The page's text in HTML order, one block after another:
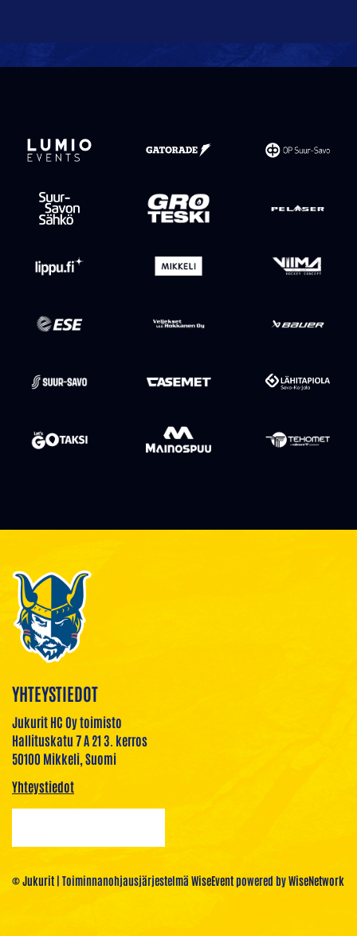
YHTEYSTIEDOT
Jukurit HC Oy toimisto
Hallituskatu 7 A 21 3. kerros
50100 Mikkeli, Suomi
Yhteystiedot
© Jukurit | Toiminnanohjausjärjestelmä WiseEventpowered byWiseNetwork